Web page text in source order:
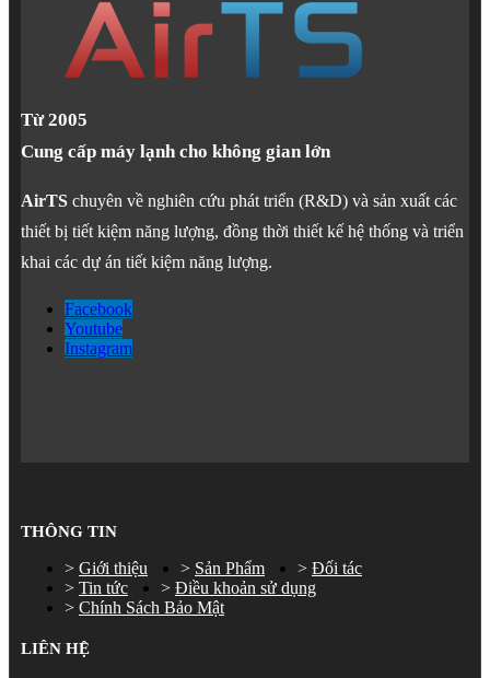
Từ 2005
Cung cấp máy lạnh cho không gian lớn
AirTS chuyên về nghiên cứu phát triển (R&D) và sản xuất các
thiết bị tiết kiệm năng lượng, đồng thời thiết kế hệ thống và triển
khai các dự án tiết kiệm năng lượng.
Facebook
Youtube
Instagram
THÔNG TIN
Giới thiệu Sản Phẩm
Đối tác
Tin tức
Điều khoản sử dụng
Chính Sách Bảo Mật
LIÊN HỆ